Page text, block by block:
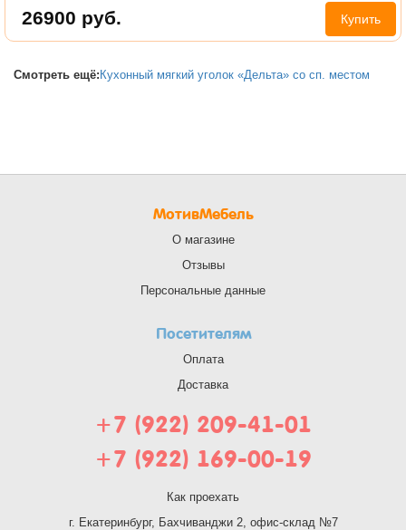
26900 руб. Купить
Смотреть ещё: Кухонный мягкий уголок «Дельта» со сп. местом
МотивМебель
О магазине
Отзывы
Персональные данные
Посетителям
Оплата
Доставка
+7 (922) 209-41-01
+7 (922) 169-00-19
Как проехать
г. Екатеринбург, Бахчиванджи 2, офис-склад №7